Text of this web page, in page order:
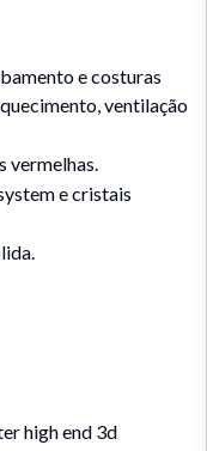
e costuras
ventilação
vermelhas.
e cristais
high end 3d